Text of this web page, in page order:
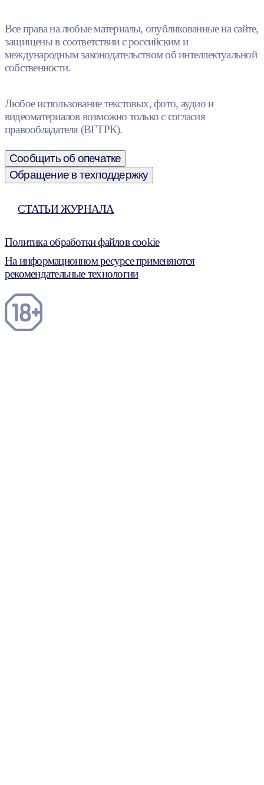
Все права на любые материалы, опубликованные на сайте,
защищены в соответствии с российским и
международным законодательством об интеллектуальной
собственности.
Любое использование текстовых, фото, аудио и
видеоматериалов возможно только с согласия
правообладателя (ВГТРК).
Сообщить об опечатке
Обращение в техподдержку
СТАТЬИ ЖУРНАЛА
Политика обработки файлов cookie
На информационном ресурсе применяются
рекомендательные технологии